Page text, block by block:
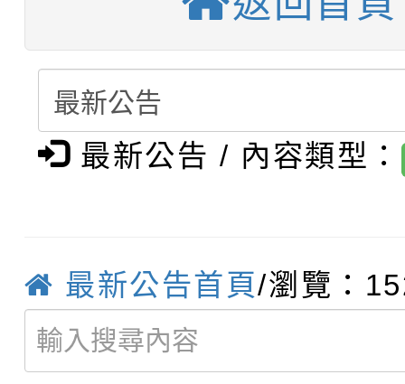
結果(第4招)
學年度第1學期第7次代
結果(第12招)
轉知：桃園市115學年
賽及師生本土語及新住
賽實施要點
轉知：「桃園市115學
比賽實施要點」
轉知：「115年金融知
畫影片一案
劇比賽實施要點」及修
表
轉知：桃園市115年度
敬師藝文競賽』實施計
【甄選結果(第11招)】
最新公告 / 內容類型：
最新公告首頁/瀏覽：